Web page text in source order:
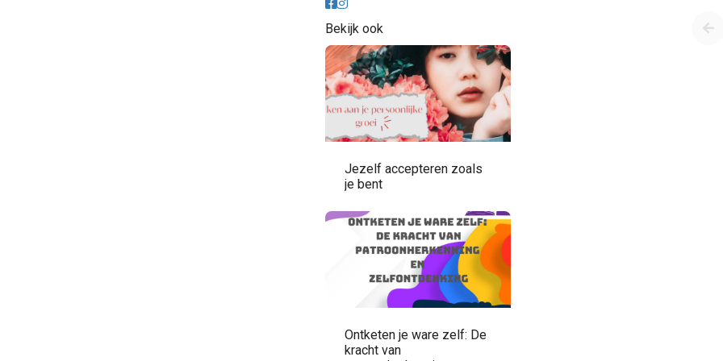
Bekijk ook
Jezelf accepteren zoals
je bent
Ontketen je ware zelf: De
kracht van